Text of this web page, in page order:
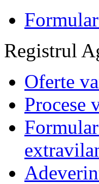
Registrul
Oferte
Procese